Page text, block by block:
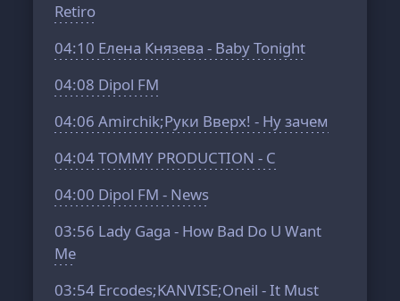
Retiro
04:10 Елена Князева - Baby Tonight
04:08 Dipol FM
04:06 Amirchik;Руки Вверх! - Ну зачем
04:04TOMMY PRODUCTION - C
04:00 Dipol FM - News
03:56 Lady Gaga - How Bad Do U Want
Me
03:54 Ercodes;KANVISE;Oneil - It Must